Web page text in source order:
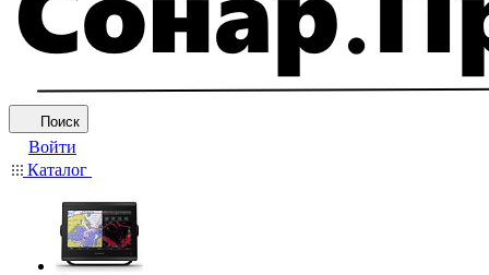
Поиск
Войти
Каталог